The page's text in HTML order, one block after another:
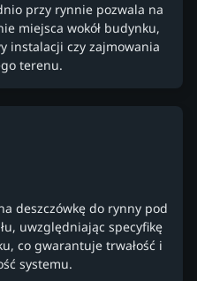
przy rynnie pozwala na
miejsca wokół budynku,
instalacji czy zajmowania
terenu.
deszczówkę do rynny pod
uwzględniając specyfikę
co gwarantuje trwałość i
systemu.